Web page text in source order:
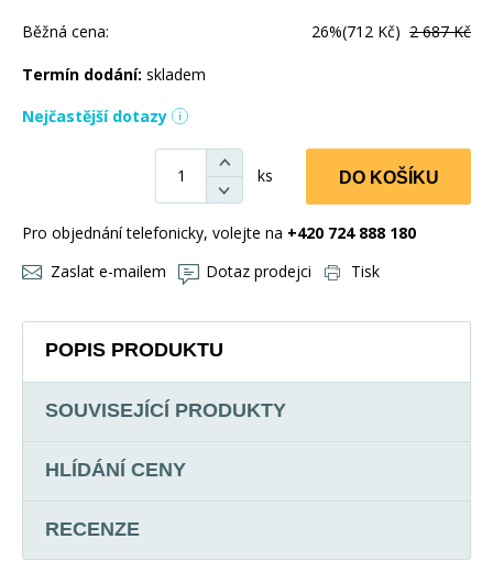
Běžná cena: 26%(712 Kč) 2 687 Kč
Termín dodání: skladem
Nejčastější dotazy
ks DO KOŠÍKU
Pro objednání telefonicky, volejte na +420 724 888 180
Zaslat e-mailem
Dotaz prodejci Tisk
POPIS PRODUKTU
SOUVISEJÍCÍ PRODUKTY
HLÍDÁNÍ CENY
RECENZE